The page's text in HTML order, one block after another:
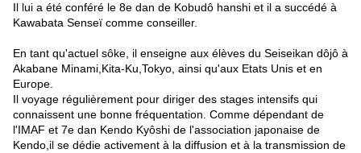
Il lui a été conféré le 8e dan de Kobudô hanshi et il a succédé à
Kawabata Senseï comme conseiller.
En tant qu'actuel sôke, il enseigne aux élèves du Seiseikan dôjô à
Akabane Minami,Kita-Ku,Tokyo, ainsi qu'aux Etats Unis et en
Europe.
Il voyage régulièrement pour diriger des stages intensifs qui
connaissent une bonne fréquentation. Comme dépendant de
l'IMAF et 7e dan Kendo Kyôshi de l'association japonaise de
Kendo,il se dédie activement à la diffusion et à la transmission de